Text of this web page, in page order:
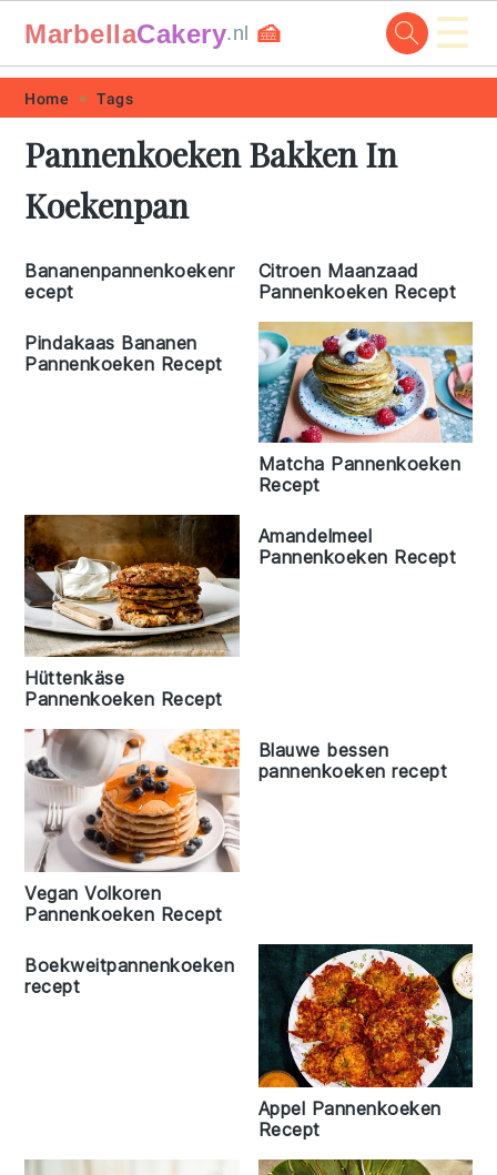
Skip
primary
navigation
Skip
main
content
Skip
primary
sidebar
Skip
footer
MarbellaCakery.nl 🍰 ☰
Home Tags
Pannenkoeken Bakken In
Koekenpan
Bananenpannenkoekenr
ecept
Citroen Maanzaad
Pannenkoeken Recept
Pindakaas Bananen
Pannenkoeken Recept
Matcha Pannenkoeken
Recept
Hüttenkäse
Pannenkoeken Recept
Amandelmeel
Pannenkoeken Recept
Vegan Volkoren
Pannenkoeken Recept
Blauwe bessen
pannenkoeken recept
Boekweitpannenkoeken
recept
Appel Pannenkoeken
Recept